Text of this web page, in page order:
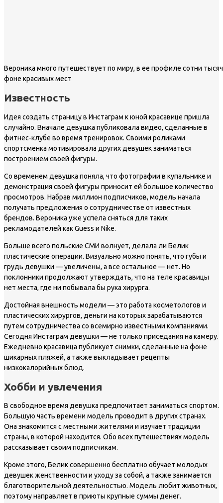
Вероника много путешествует по миру, в ее профиле сотни
фоне красивых мест
Известность
Идея создать страницу в Инстаграм к юной красавице пришла
случайно. Вначале девушка публиковала видео, сделанные в
фитнес-клубе во время тренировок. Своими роликами
спортсменка мотивировала других девушек заниматься
построением своей фигуры.
Со временем девушка поняла, что фотографии в купальнике и
демонстрация своей фигуры приносит ей большое количество
просмотров. Набрав миллион подписчиков, модель начала
получать предложения о сотрудничестве от известных
брендов. Вероника уже успела сняться для таких
рекламодателей как Guess и Nike.
Больше всего польские СМИ волнует, делала ли Белик
пластические операции. Визуально можно понять, что губы и
грудь девушки — увеличены, а все остальное — нет. Но
поклонники продолжают утверждать, что на теле красавицы
нет места, где ни побывала бы рука хирурга.
Достойная внешность модели — это работа косметологов и
пластических хирургов, деньги на которых зарабатываются
путем сотрудничества со всемирно известными компаниями.
Сегодня Инстаграм девушки — не только приседания на камеру.
Ежедневно красавица публикует снимки, сделанные на фоне
шикарных пляжей, а также выкладывает рецепты
низкокалорийных блюд.
Хобби и увлечения
В свободное время девушка предпочитает заниматься спортом.
Большую часть времени модель проводит в других странах.
Она знакомится с местными жителями и изучает традиции
страны, в которой находится. Обо всех путешествиях модель
рассказывает своим подписчикам.
Кроме этого, Белик совершенно бесплатно обучает молодых
девушек женственности и уходу за собой, а также занимается
благотворительной деятельностью. Модель любит животных,
поэтому направляет в приюты крупные суммы денег.